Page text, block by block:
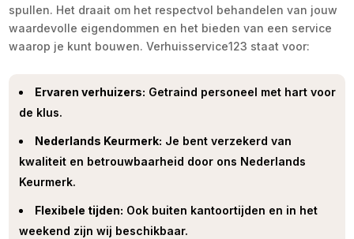
spullen. Het draait om het respectvol behandelen van jouw
waardevolle eigendommen en het bieden van een service
waarop je kunt bouwen. Verhuisservice123 staat voor:
Ervaren verhuizers: Getraind personeel met hart voor
de klus.
Nederlands Keurmerk: Je bent verzekerd van
kwaliteit en betrouwbaarheid door ons Nederlands
Keurmerk.
Flexibele tijden: Ook buiten kantoortijden en in het
weekend zijn wij beschikbaar.